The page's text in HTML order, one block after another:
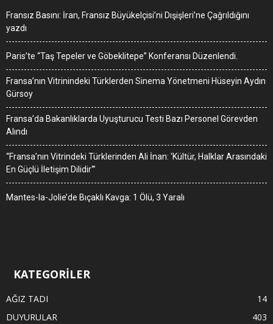
Fransız Basını: İran, Fransız Büyükelçisi’ni Dışişleri’ne Çağrıldığını
yazdı
Paris’te “Taş Tepeler ve Göbeklitepe” Konferansı Düzenlendi.
Fransa’nın Vitrinindeki Türklerden Sinema Yönetmeni Hüseyin Aydın
Gürsoy
Fransa’da Bakanlıklarda Uyuşturucu Testi Bazı Personel Görevden
Alındı
“Fransa’nın Vitrindeki Türklerinden Ali İnan: ‘Kültür, Halklar Arasındaki
En Güçlü İletişim Dilidir'”
Mantes-la-Jolie’de Bıçaklı Kavga: 1 Ölü, 3 Yaralı
KATEGORİLER
AĞIZ TADI
14
DUYURULAR
403